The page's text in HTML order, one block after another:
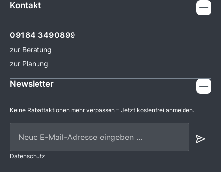
Kontakt
09184 3490899
zur Beratung
zur Planung
Newsletter
Keine Rabattaktionen mehr verpassen – Jetzt kostenfrei anmelden.
Datenschutz